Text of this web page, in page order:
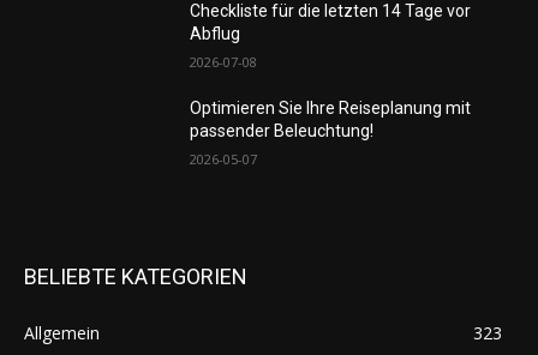
Checkliste für die letzten 14 Tage vor
Abflug
2026-07-08
Optimieren Sie Ihre Reiseplanung mit
passender Beleuchtung!
2026-05-07
BELIEBTE KATEGORIEN
Allgemein
323